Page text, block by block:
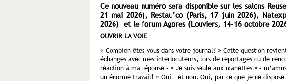
Ce nouveau numéro sera disponible sur les salons
21 mai 2026), Restau’co (Paris, 17 juin 2026),
2026) et le forum Agores (Louviers, 14-16 octobre
OUVRIR LA VOIE
« Combien êtes-vous dans votre journal? » Cette question
échanges avec mes interlocuteurs, lors de reportages ou de
réaction à ma réponse – « Je suis seule aux manettes » –
un énorme travail! » Oui… et non. Oui, par ce que je ne dispose